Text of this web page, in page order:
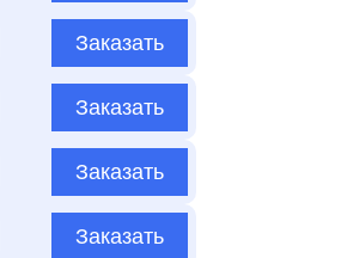
Заказать
Заказать
Заказать
Заказать